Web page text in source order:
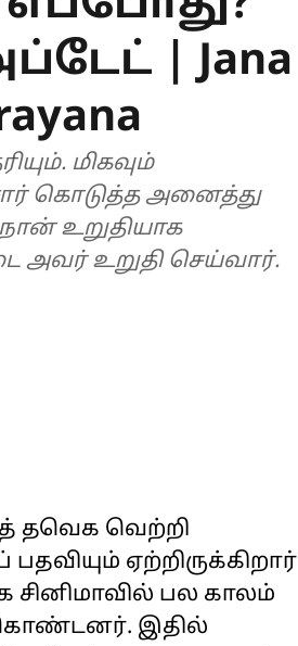
| Jana
மிகவும்
கொடுத்த அனைத்து
உறுதியாக
அவர் உறுதி செய்வார்.
தவெக வெற்றி
ஏற்றிருக்கிறார்
சினிமாவில் பல காலம்
இதில்